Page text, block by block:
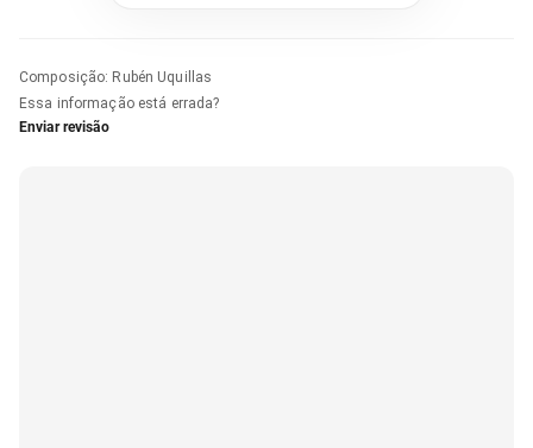
Composição: Rubén Uquillas
Essa informação está errada?
Enviar revisão